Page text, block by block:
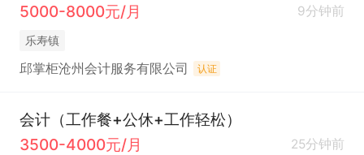
5000-8000元/月
9分钟前
乐寿镇
邱掌柜沧州会计服务有限公司 认证
会计（工作餐+公休+工作轻松）
3500-4000元/月
25分钟前